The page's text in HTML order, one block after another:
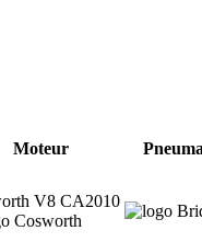
Moteur
V8 CA2010